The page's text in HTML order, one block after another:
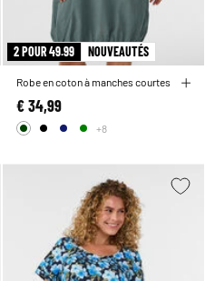
2 POUR 49.99 NOUVEAUTÉS
Robe en coton à manches courtes
€ 34,99
+8